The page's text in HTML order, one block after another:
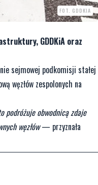
FOT. GDDKIA
GDDKiA oraz
sejmowej podkomisji stałej
węzłów zespolonych na
podróżuje obwodnicą zdaje
węzłów— przyznała